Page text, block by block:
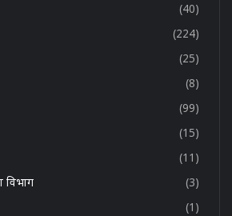
(40)
(224)
(25)
(8)
(99)
(15)
(11)
विभाग
(3)
(1)